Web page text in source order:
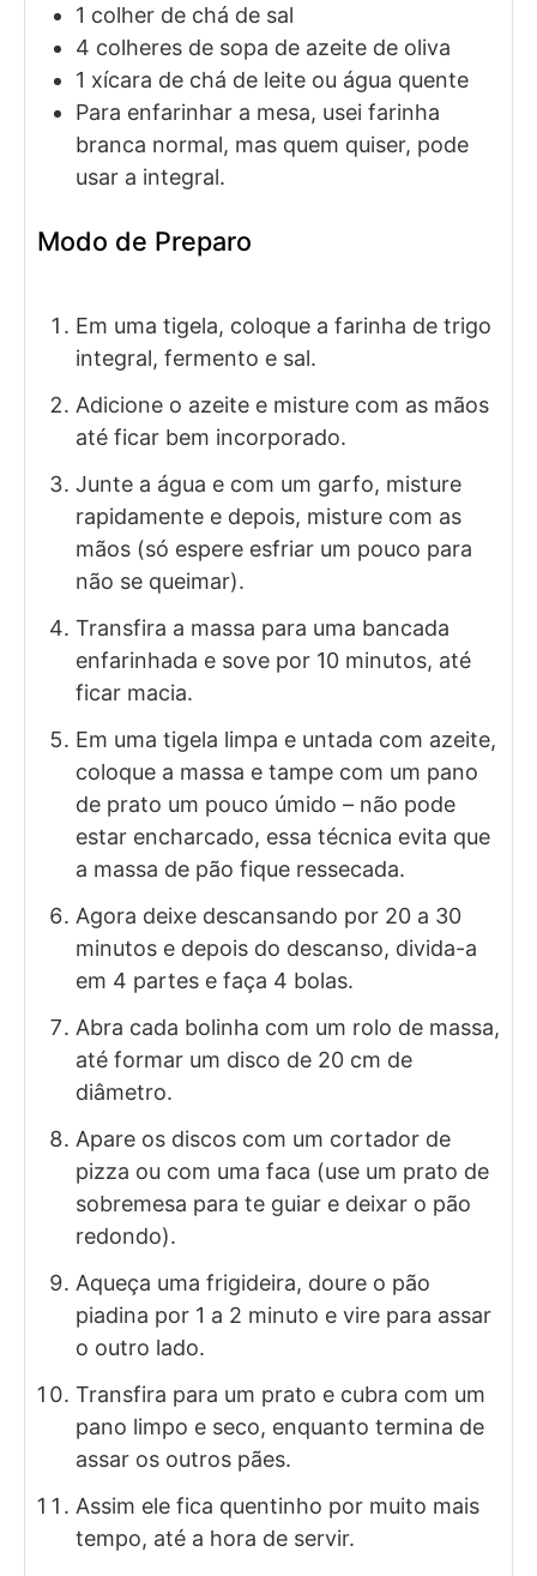
1 colher de chá de sal
4 colheres de sopa de azeite de oliva
1 xícara de chá de leite ou água quente
Para enfarinhar a mesa, usei farinha
branca normal, mas quem quiser, pode
usar a integral.
Modo de Preparo
Em uma tigela, coloque a farinha de trigo
integral, fermento e sal.
Adicione o azeite e misture com as mãos
até ficar bem incorporado.
Junte a água e com um garfo, misture
rapidamente e depois, misture com as
mãos (só espere esfriar um pouco para
não se queimar).
Transfira a massa para uma bancada
enfarinhada e sove por 10 minutos, até
ficar macia.
Em uma tigela limpa e untada com azeite,
coloque a massa e tampe com um pano
de prato um pouco úmido – não pode
estar encharcado, essa técnica evita que
a massa de pão fique ressecada.
Agora deixe descansando por 20 a 30
minutos e depois do descanso, divida-a
em 4 partes e faça 4 bolas.
Abra cada bolinha com um rolo de massa,
até formar um disco de 20 cm de
diâmetro.
Apare os discos com um cortador de
pizza ou com uma faca (use um prato de
sobremesa para te guiar e deixar o pão
redondo).
Aqueça uma frigideira, doure o pão
piadina por 1 a 2 minuto e vire para assar
o outro lado.
Transfira para um prato e cubra com um
pano limpo e seco, enquanto termina de
assar os outros pães.
Assim ele fica quentinho por muito mais
tempo, até a hora de servir.